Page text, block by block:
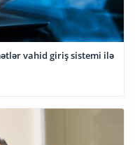
vahid giriş sistemi ilə